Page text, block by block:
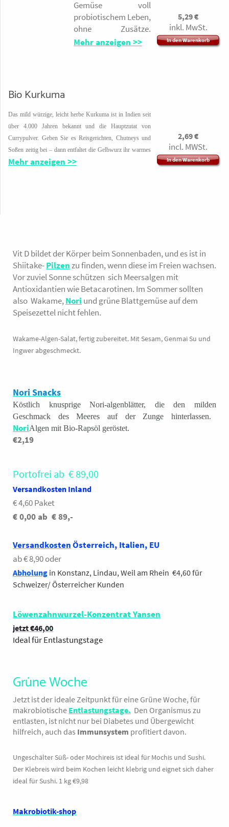
gesättigte Fettsäuren
4,9g · Natrium: 3g
Hersteller: Chiron,
4,38
130g
Lieferzeit 5 Tage
1 Kg 14,50
2 Kg
5,29€
inkl. MwSt.
In den Warenkorb
Gemüse voll
probiotischem Leben,
ohne Zusätze.
Blumenkohl
funktionierende
Dreiecksbeziehung.
Blumenkohl, frische
Gelbwurz und
Kreuzkümmel. Wir
z.B. zu Rote-Linsen-
Dal, mit unserer
ingwer karotte,
Limette, Koriander
und etwas Sesamöl
darüber.
Meersalz, Kurkuma,
Kreuzkümmel,
100 g):
Brennwert 97,6
kJ/23,6 kcal.Fett 0,33
g.Davon Zucker: 2,07
g.Eiweiß: 2,41 g.
Lieferzeit 2-4 Tage
220g
Mehr anzeigen >>
2,69€
incl. MWSt.
In den Warenkorb
Bio Kurkuma
Das mild würzige, leicht herbe Kurkuma ist in Indien seit
über 4.000 Jahren bekannt und die Hauptzutat von
Currypulver. Geben Sie es Reisgerichten, Chutneys und
Soßen zeitig bei – dann entfaltet die Gelbwurz ihr warmes
Aroma und intensives Gelb.
50g
Mehr anzeigen >>
Vit D bildet der Körper beim Sonnenbaden, und es ist in
Shiitake-Pilzenzu finden, wenn diese im Freien wachsen.
Vor zuviel Sonne schützen sich Meersalgen mit
Antioxidantien wie Betacarotinen. Im Sommer sollten
also Wakame,Nori und grüne Blattgemüse auf dem
Speisezettel nicht fehlen.
Wakame-Algen-Salat, fertig zubereitet. Mit Sesam, Genmai Su und
Ingwer abgeschmeckt.
Nori Snacks
Köstlich knusprige Nori-algenblätter, die den milden
Geschmack des Meeres auf der Zunge hinterlassen.
NoriAlgen mit Bio-Rapsöl geröstet.
€2,19
Portofrei ab € 89,00
Versandkosten Inland
€ 4,60 Paket
€ 0,00 ab € 89,-
VersandkostenÖsterreich, Italien, EU
ab € 8,90 oder
Abholung in Konstanz, Lindau, Weil am Rhein €4,60 für
Schweizer/ Österreicher Kunden
Löwenzahnwurzel-Konzentrat Yansen
jetzt €46,00
Ideal für Entlastungstage
Grüne Woche
Jetzt ist der ideale Zeitpunkt für eine Grüne Woche, für
makrobiotische Entlastungstage. Den Organismus zu
entlasten, ist nicht nur bei Diabetes und Übergewicht
hilfreich, auch das Immunsystem profitiert davon.
Ungeschälter Süß- oder Mochireis ist ideal für Mochis und Sushi.
Der Klebreis wird beim Kochen leicht klebrig und eignet sich daher
ideal für Sushi. 1 kg €9,98
Makrobiotik-shop